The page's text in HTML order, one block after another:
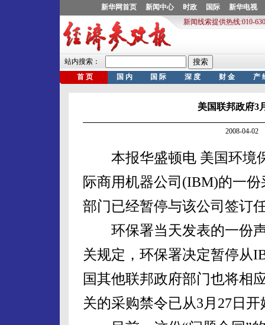
美国联邦政府3
2008-04-02
本报华盛顿电 美国环境
际商用机器公司(IBM)的一
部门已经暂停与该公司签订
环保署当天发表的一份声
关规定，环保署决定暂停从
国其他联邦政府部门也将相
关的采购禁令已从3月27日